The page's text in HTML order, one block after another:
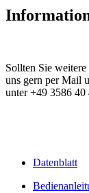
Sollten Sie
uns gern per Mail
unter +49 3586
Datenblatt